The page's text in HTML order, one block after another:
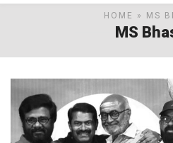
HOME » MS
MS